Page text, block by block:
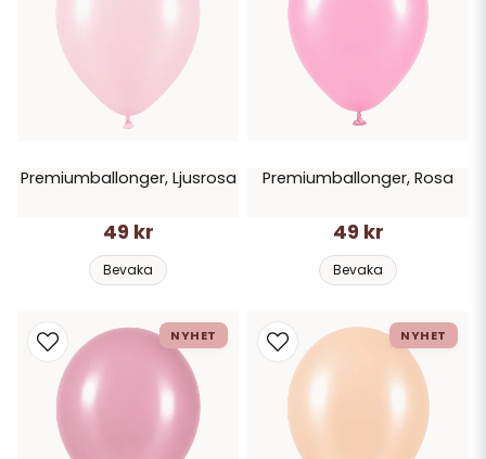
Premiumballonger, Ljusrosa
49 kr
Bevaka
Premiumballonger, Rosa
49 kr
Bevaka
NYHET NYHET